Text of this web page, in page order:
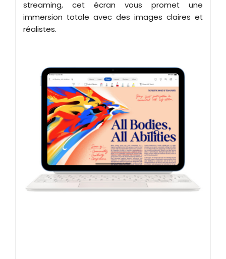
streaming, cet écran vous promet une
immersion totale avec des images claires et
réalistes.